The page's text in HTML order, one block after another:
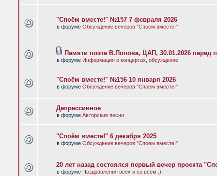
"Споём вместе!" №157 7 февраля 2026
в форуме Обсуждение вечеров "Споем вместе!"
Памяти поэта В.Попова, ЦАП, 30.01.2026 перед
в форуме Информация о концертах, обсуждение
"Споём вместе!" №156 10 января 2026
в форуме Обсуждение вечеров "Споем вместе!"
Депрессивное
в форуме Авторские песни
"Споём вместе!" 6 декабря 2025
в форуме Обсуждение вечеров "Споем вместе!"
20 лет назад состоялся первый вечер проекта
в форуме Поздравления всех и со всем :)